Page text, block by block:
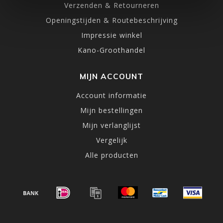
Verzenden & Retourneren
Openingstijden & Routebeschrijving
Impressie winkel
Kano-Groothandel
MIJN ACCOUNT
Account informatie
Mijn bestellingen
Mijn verlanglijst
Vergelijk
Alle producten